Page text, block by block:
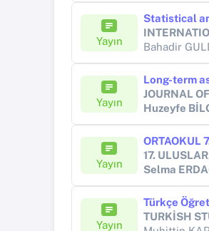
Yayın
Bahadir
Yayın
JOURNAL
Huzeyfe
Yayın
Selma
Yayın
TURKİSH